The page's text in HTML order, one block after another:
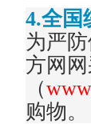
4.全国
为严
方网
（
购物。